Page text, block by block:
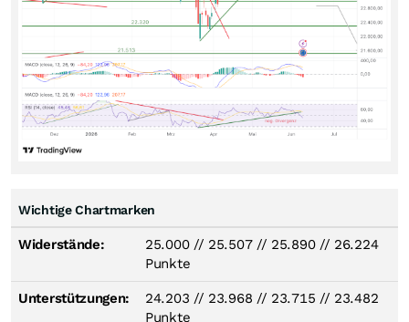
Wichtige Chartmarken
Widerstände: 25.000 // 25.507 // 25.890 // 26.224
Punkte
Unterstützungen: 24.203 // 23.968 // 23.715 // 23.482
Punkte